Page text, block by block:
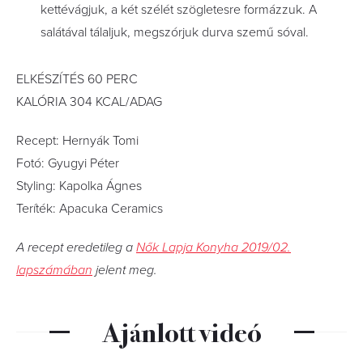
kettévágjuk, a két szélét szögletesre formázzuk. A
salátával tálaljuk, megszórjuk durva szemű sóval.
ELKÉSZÍTÉS 60 PERC
KALÓRIA 304 KCAL/ADAG
Recept: Hernyák Tomi
Fotó: Gyugyi Péter
Styling: Kapolka Ágnes
Teríték: Apacuka Ceramics
A recept eredetileg a Nők Lapja Konyha 2019/02.
lapszámában jelent meg.
Ajánlott videó